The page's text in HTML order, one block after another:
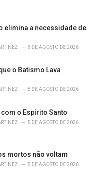
elimina a necessidade de
8 DE AGOSTO DE 2026
o Batismo Lava
8 DE AGOSTO DE 2026
o Espírito Santo
5 DE AGOSTO DE 2026
mortos não voltam
5 DE AGOSTO DE 2026